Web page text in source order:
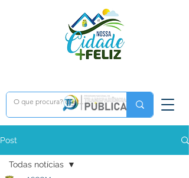
Post
Todas notícias